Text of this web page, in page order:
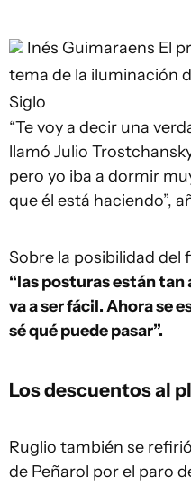
Inés Guimaraens El
tema de la iluminación
Siglo
“Te voy a decir una
llamó Julio
pero yo iba a dormir
que él está haciendo”,
Sobre la posibilidad
“las posturas están tan
va a ser fácil. Ahora se
sé qué puede pasar”.
Los descuentos al
Ruglio también se
de Peñarol por el paro